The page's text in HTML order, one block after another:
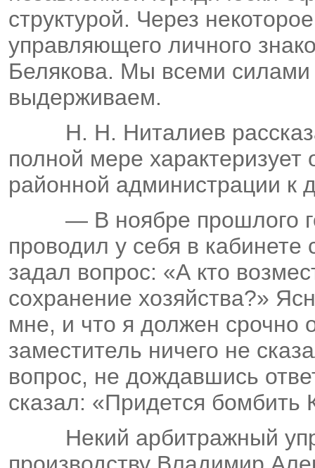
структурой. Через
управляющего личного
Белякова. Мы всеми силами
выдерживаем.
Н. Н. Ниталиев
полной мере
районной администрации к
— В ноябре прошлого
проводил у себя в
задал вопрос: «А кто
сохранение хозяйства?»
мне, и что я должен срочно
заместитель ничего не
вопрос, не дождавшись
сказал: «Придется
Некий арбитражный